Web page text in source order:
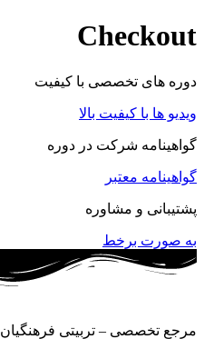
Checkout
دوره های تخصصی با کیفیت
ویدیو ها با کیفیت بالا
گواهینامه شرکت در دوره
گواهینامه معتبر
پشتیبانی و مشاوره
به صورت برخط
مرجع تخصصی – تربیتی فرهنگیان